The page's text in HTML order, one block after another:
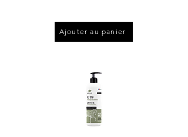
Ajouter au panier